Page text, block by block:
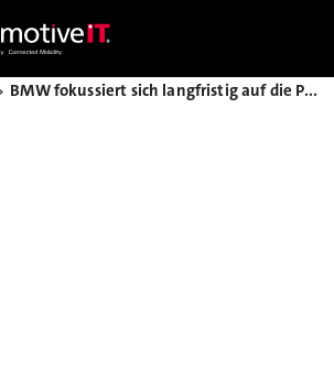
BMW fokussiert sich langfristig auf die Public Cloud